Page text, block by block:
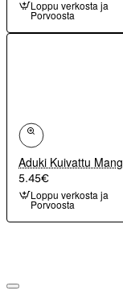
Loppu verkosta ja
Porvoosta
Aduki Kuivattu
5.45€
Loppu verkosta ja
Porvoosta